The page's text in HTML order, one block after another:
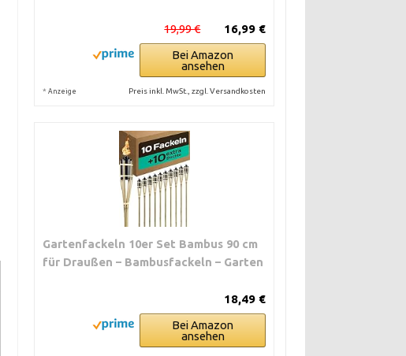
16,99 €
19,99 €
Bei Amazon
ansehen
* Anzeige Preis inkl. MwSt., zzgl. Versandkosten
Gartenfackeln 10er Set Bambus 90 cm
für Draußen – Bambusfackeln – Garten
18,49 €
Bei Amazon
ansehen